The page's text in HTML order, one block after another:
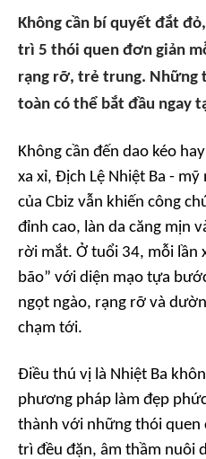
Không cần bí quyết đắt
trì 5 thói quen đơn giản
rạng rỡ, trẻ trung. Những
toàn có thể bắt đầu ngay
Không cần đến dao kéo
xa xỉ, Địch Lệ Nhiệt Ba -
của Cbiz vẫn khiến công
đỉnh cao, làn da căng mịn
rời mắt. Ở tuổi 34, mỗi lần
bão” với diện mạo tựa
ngọt ngào, rạng rỡ và
chạm tới.
Điều thú vị là Nhiệt Ba
phương pháp làm đẹp
thành với những thói quen
trì đều đặn, âm thầm nuôi